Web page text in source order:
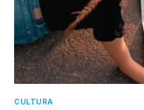
CULTURA